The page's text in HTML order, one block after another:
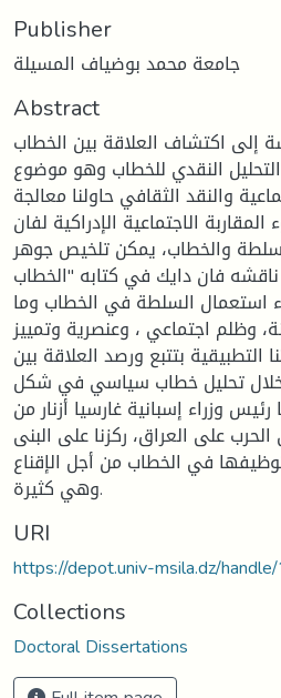
Publisher
جامعة محمد بوضياف المسيلة
Abstract
إلى اكتشاف العلاقة بين الخطاب
النقدي للخطاب وهو موضوع
والنقد الثقافي حاولنا معالجة
الاجتماعية الإدراكية لفان
والخطاب، يمكن تلخيص جوهر
فان دايك في كتابه "الخطاب
السلطة في الخطاب وما
وظلم اجتماعي ، وعنصرية وتمييز...
بتتبع ورصد العلاقة بين
تحليل خطاب سياسي في شكل
رئيس وزراء إسبانية غارسيا أزنار من
على العراق، ركزنا على البنى
في الخطاب من أجل الإقناع
وهي كثيرة.
URI
https://depot.univ-msila.dz/
Collections
Doctoral Dissertations